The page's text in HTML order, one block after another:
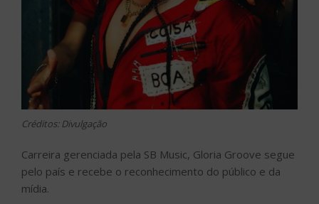
Créditos: Divulgação
Carreira gerenciada pela SB Music, Gloria Groove segue
pelo país e recebe o reconhecimento do público e da
mídia.